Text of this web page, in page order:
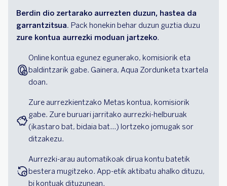
Berdin dio zertarako aurrezten duzun, hastea da
garrantzitsua. Pack honekin behar duzun guztia duzu
zure kontua aurrezki moduan jartzeko.
Online kontua egunez egunerako, komisiorik eta
baldintzarik gabe. Gainera, Aqua Zordunketa txartela
doan.
Zure aurrezkientzako Metas kontua, komisiorik
gabe. Zure buruari jarritako aurrezki-helburuak
(ikastaro bat, bidaia bat...) lortzeko jomugak sor
ditzakezu.
Aurrezki-arau automatikoak dirua kontu batetik
bestera mugitzeko. App-etik aktibatu ahalko dituzu,
bi kontuak dituzunean.